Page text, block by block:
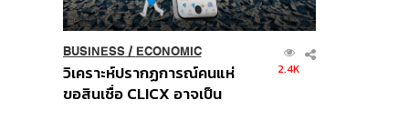
BUSINESS/ ECONOMIC
วิเคราะห์ปรากฏการณ์คนแห่
ขอสินเชื่อ CLICX อาจเป็น
2.4K